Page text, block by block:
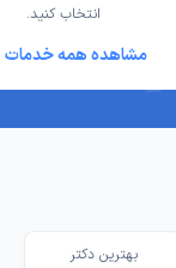
انتخاب کنید.
مشاهده همه خدمات
‌بهترین دکتر